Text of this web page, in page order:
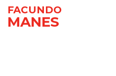
Ir
FACUNDO
MANES